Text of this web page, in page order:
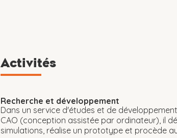
Activités
Recherche et développement
Dans un service d'études et de
CAO (conception assistée par ordinateur), il
simulations, réalise un prototype et procède